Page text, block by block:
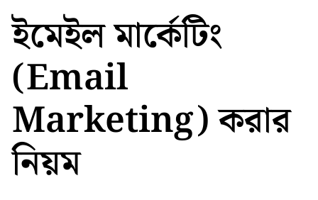
ইমেইল মার্কেটিং
(Email
Marketing) করার
নিয়ম